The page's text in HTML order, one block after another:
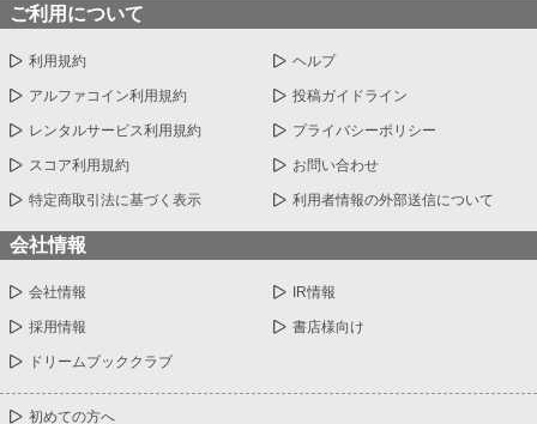
ご利用について
利用規約 ヘルプ
アルファコイン利用規約 投稿ガイドライン
レンタルサービス利用規約 プライバシーポリシー
スコア利用規約 お問い合わせ
特定商取引法に基づく表示 利用者情報の外部送信について
会社情報
会社情報 IR情報
採用情報 書店様向け
ドリームブッククラブ
初めての方へ